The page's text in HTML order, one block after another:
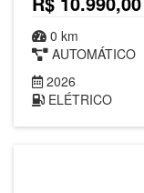
0 km
AUTOMÁTICO
2026
ELÉTRICO